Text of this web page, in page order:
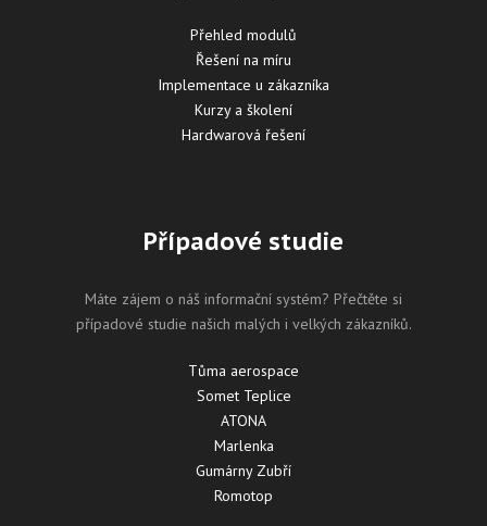
Přehled modulů
Řešení na míru
Implementace u zákazníka
Kurzy a školení
Hardwarová řešení
Případové studie
Máte zájem o náš informační systém? Přečtěte si
případové studie našich malých i velkých zákazníků.
Tůma aerospace
Somet Teplice
ATONA
Marlenka
Gumárny Zubří
Romotop